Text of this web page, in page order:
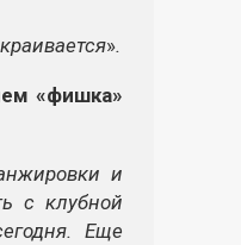
».
«фишка»
и
с клубной
Еще